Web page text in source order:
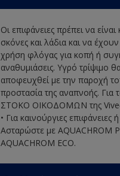
Οι επιφάνειες πρέπει να
σκόνες και λάδια και να
χρήση φλόγας για κοπή ή
αναθυμιάσεις. Υγρό τρίψιμο
αποφευχθεί με την παροχή
προστασία της αναπνοής. Για
ΣΤΟΚΟ ΟΙΚΟΔΟΜΩΝ της
• Για καινούργιες
Ασταρώστε με AQUACHROM
AQUACHROM ECO.